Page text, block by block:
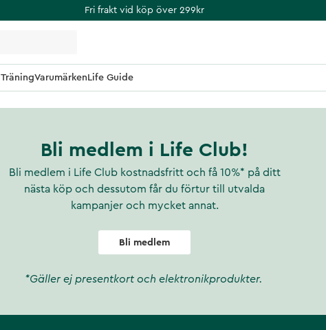
Fri frakt vid köp över 299kr
TräningVarumärkenLife Guide
Bli medlem i Life Club!
Bli medlem i Life Club kostnadsfritt och få 10%* på ditt
nästa köp och dessutom får du förtur till utvalda
kampanjer och mycket annat.
Bli medlem
*Gäller ej presentkort och elektronikprodukter.